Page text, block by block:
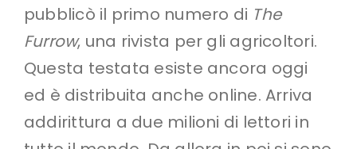
pubblicò il primo numero di The
Furrow, una rivista per gli agricoltori.
Questa testata esiste ancora oggi
ed è distribuita anche online. Arriva
addirittura a due milioni di lettori in